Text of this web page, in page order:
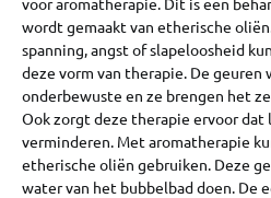
wordt gemaakt van etherische
spanning, angst of slapeloosheid
deze vorm van therapie. De geuren
onderbewuste en ze brengen het
Ook zorgt deze therapie ervoor
verminderen. Met aromatherapie
etherische oliën gebruiken. Deze
water van het bubbelbad doen. De